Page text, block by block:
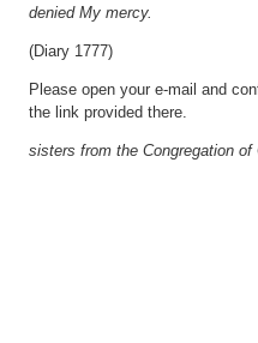
denied My mercy.
(Diary 1777)
Please open your e-mail and
the link provided there.
sisters from the Congregation